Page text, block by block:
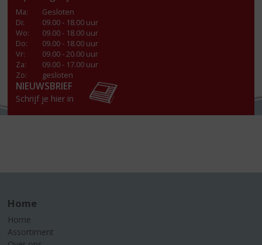
Ma:
Gesloten
Di:
09.00 - 18.00 uur
Wo:
09.00 - 18.00 uur
Do:
09.00 - 18.00 uur
Vr:
09.00 - 20.00 uur
Za:
09.00 - 17.00 uur
Zo:
gesloten
NIEUWSBRIEF
Schrijf je hier in
Home
Home
Assortiment